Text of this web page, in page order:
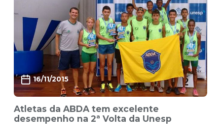
16/11/2015
Atletas da ABDA tem excelente
desempenho na 2ª Volta da Unesp